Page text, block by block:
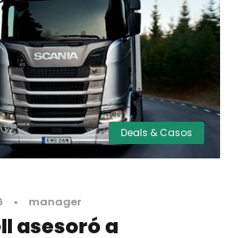
Deals & Casos
• manager
asesoró a